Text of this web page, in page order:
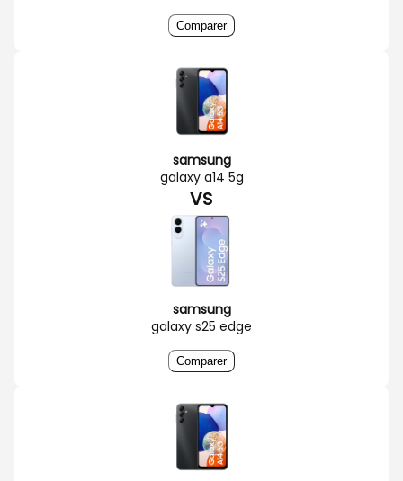
Comparer
samsung
galaxy a14 5g
VS
samsung
galaxy s25 edge
Comparer